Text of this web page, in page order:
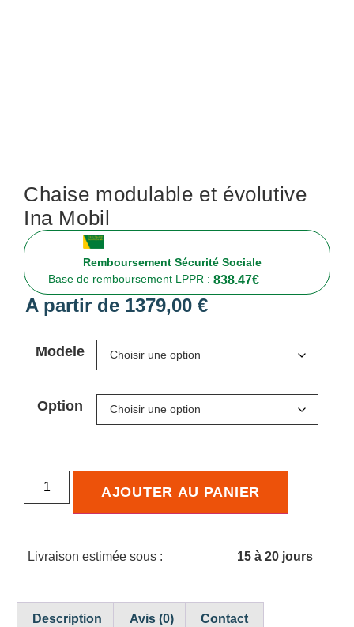
Chaise modulable et évolutive
Ina Mobil
Remboursement Sécurité Sociale
Base de remboursement LPPR : 838.47€
A partir de 1379,00 €
Modele
Option
AJOUTER AU PANIER
Livraison estimée sous : 15 à 20 jours
Description Avis (0) Contact